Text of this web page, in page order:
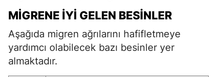
MIGRENE İYI GELEN BESINLER
Aşağıda migren ağrılarını hafifletmeye
yardımcı olabilecek bazı besinler yer
almaktadır.